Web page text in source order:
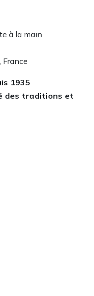
à la main
France
1935
des traditions et